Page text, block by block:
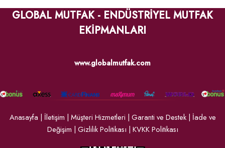
GLOBAL MUTFAK - ENDÜSTRİYEL MUTFAK
EKİPMANLARI
www.globalmutfak.com
Anasayfa | İletişim | Müşteri Hizmetleri | Garanti ve Destek| İade ve
Değişim | Gizlilik Politikası | KVKK Politikası